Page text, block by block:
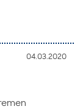
04.03.2020